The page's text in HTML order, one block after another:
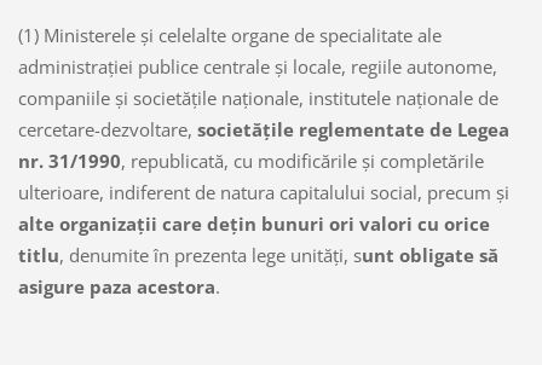
(1) Ministerele şi celelalte organe de specialitate ale
administraţiei publice centrale şi locale, regiile autonome,
companiile şi societăţile naţionale, institutele naţionale de
cercetare-dezvoltare, societăţile reglementate de Legea
nr. 31/1990, republicată, cu modificările şi completările
ulterioare, indiferent de natura capitalului social, precum şi
alte organizaţii care deţin bunuri ori valori cu orice
titlu, denumite în prezenta lege unităţi, sunt obligate să
asigure paza acestora.